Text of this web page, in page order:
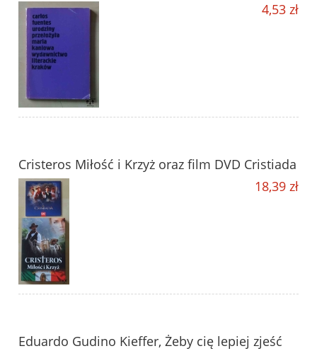
4,53 zł
Cristeros Miłość i Krzyż oraz film DVD Cristiada
18,39 zł
Eduardo Gudino Kieffer, Żeby cię lepiej zjeść